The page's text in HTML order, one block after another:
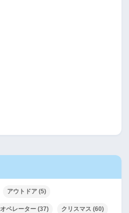
アウトドア (5)
オペレーター (37) クリスマス (60)